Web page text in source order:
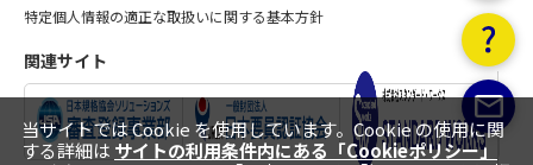
特定個人情報の適正な取扱いに関する基本方針
関連サイト
当サイトでは Cookie を使用しています。Cookie の使用に関
する詳細は サイトの利用条件内にある「Cookieポリシー」